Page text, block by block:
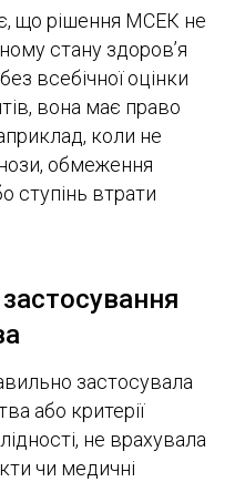
що рішення МСЕК не
стану здоров’я
всебічної оцінки
вона має право
коли не
обмеження
ступінь втрати
застосувала
або критерії
не врахувала
чи медичні